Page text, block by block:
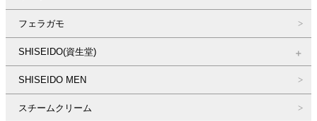
フェラガモ
SHISEIDO(資生堂)
SHISEIDO MEN
スチームクリーム